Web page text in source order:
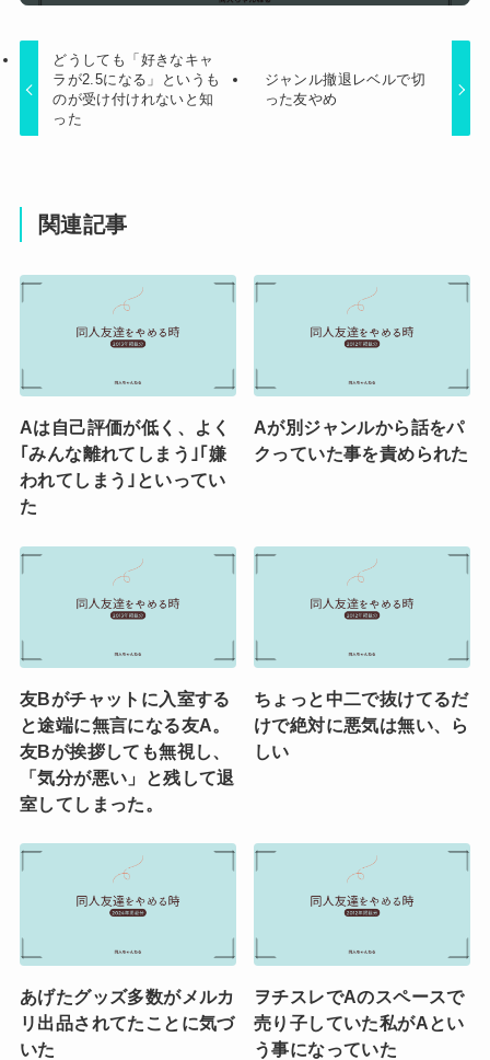
どうしても「好きなキャ
ラが2.5になる」というも
のが受け付けれないと知
った
ジャンル撤退レベルで切
った友やめ
関連記事
Aは自己評価が低く、よく
｢みんな離れてしまう｣｢嫌
われてしまう｣といってい
た
Aが別ジャンルから話をパ
クっていた事を責められた
友Bがチャットに入室する
と途端に無言になる友A。
友Bが挨拶しても無視し、
「気分が悪い」と残して退
室してしまった。
ちょっと中二で抜けてるだ
けで絶対に悪気は無い、ら
しい
あげたグッズ多数がメルカ
リ出品されてたことに気づ
いた
ヲチスレでAのスペースで
売り子していた私がAとい
う事になっていた